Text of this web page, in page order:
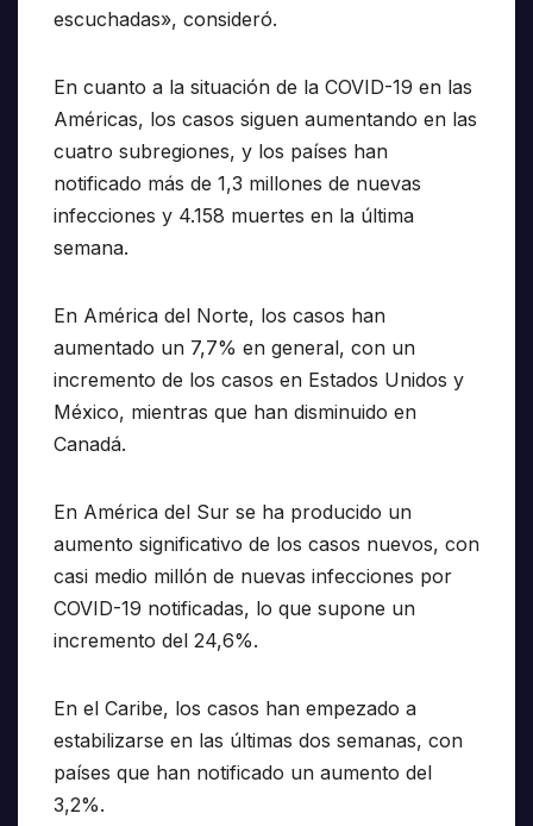
escuchadas», consideró.
En cuanto a la situación de la COVID-19 en las
Américas, los casos siguen aumentando en las
cuatro subregiones, y los países han
notificado más de 1,3 millones de nuevas
infecciones y 4.158 muertes en la última
semana.
En América del Norte, los casos han
aumentado un 7,7% en general, con un
incremento de los casos en Estados Unidos y
México, mientras que han disminuido en
Canadá.
En América del Sur se ha producido un
aumento significativo de los casos nuevos, con
casi medio millón de nuevas infecciones por
COVID-19 notificadas, lo que supone un
incremento del 24,6%.
En el Caribe, los casos han empezado a
estabilizarse en las últimas dos semanas, con
países que han notificado un aumento del
3,2%.